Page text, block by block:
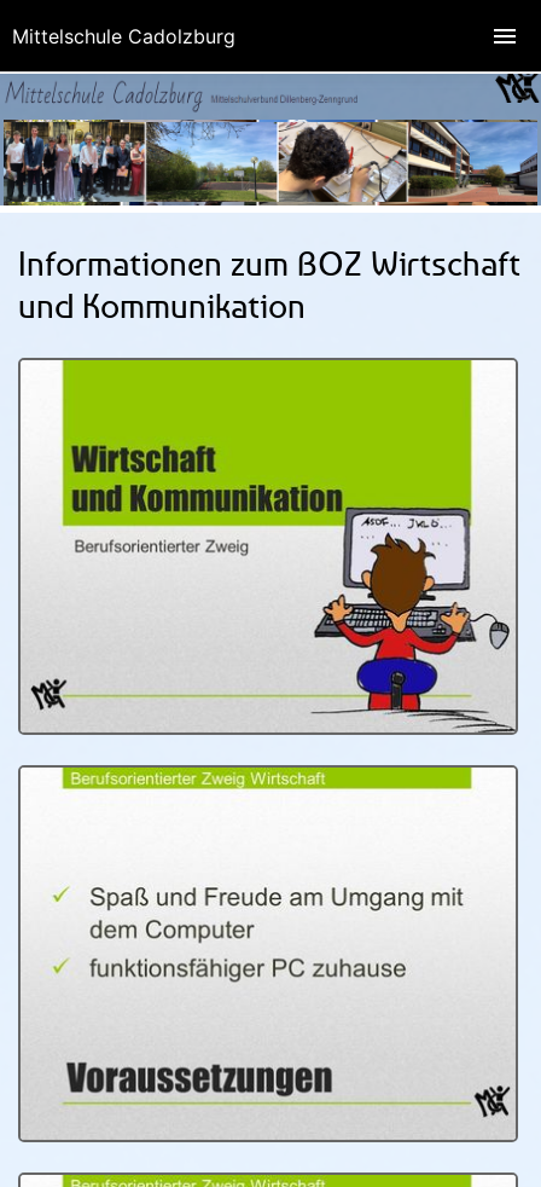
Informationen zum BOZ Wirtschaft
und Kommunikation
Mittelschule Cadolzburg